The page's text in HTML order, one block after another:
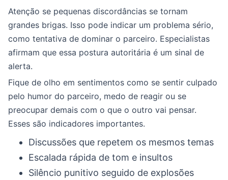
Atenção se pequenas discordâncias se tornam
grandes brigas. Isso pode indicar um problema sério,
como tentativa de dominar o parceiro. Especialistas
afirmam que essa postura autoritária é um sinal de
alerta.
Fique de olho em sentimentos como se sentir culpado
pelo humor do parceiro, medo de reagir ou se
preocupar demais com o que o outro vai pensar.
Esses são indicadores importantes.
Discussões que repetem os mesmos temas
Escalada rápida de tom e insultos
Silêncio punitivo seguido de explosões